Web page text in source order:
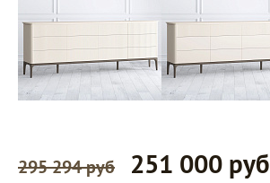
295 294 руб 251 000 руб